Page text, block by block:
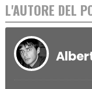
L'AUTORE DEL